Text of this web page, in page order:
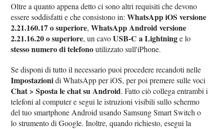
Oltre a quanto appena detto ci sono altri requisiti che devono
essere soddisfatti e che consistono in:WhatsApp iOS versione
2.21.160.17 o superiore,WhatsApp Android versione
2.21.16.20 o superiore, un cavoUSB-C a Lightninge lo
stesso numero di telefonoutilizzato sull'iPhone.
Se disponi di tutto il necessario puoi procedere recandoti nelle
Impostazionidi WhatsApp per iOS, per poi premere sulle voci
Chat > Sposta le chat su Android. Fatto ciò collega entrambi i
telefoni al computer e segui le istruzioni visibili sullo schermo
del tuo smartphone Android usando Samsung Smart Switch o
lo strumento di Google. Inoltre, quando richiesto, esegui la